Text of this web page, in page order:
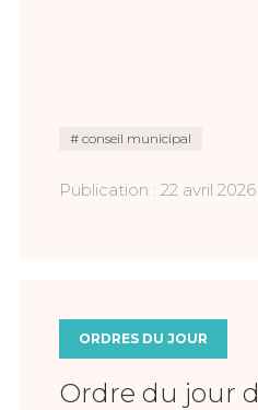
conseil municipal
Publication : 22 avril 2026
ORDRES DU JOUR
Ordre du jour